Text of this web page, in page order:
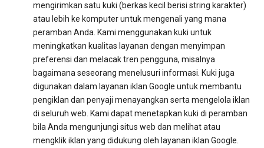
mengirimkan satu kuki (berkas kecil berisi string karakter)
atau lebih ke komputer untuk mengenali yang mana
peramban Anda. Kami menggunakan kuki untuk
meningkatkan kualitas layanan dengan menyimpan
preferensi dan melacak tren pengguna, misalnya
bagaimana seseorang menelusuri informasi. Kuki juga
digunakan dalam layanan iklan Google untuk membantu
pengiklan dan penyaji menayangkan serta mengelola iklan
di seluruh web. Kami dapat menetapkan kuki di peramban
bila Anda mengunjungi situs web dan melihat atau
mengklik iklan yang didukung oleh layanan iklan Google.